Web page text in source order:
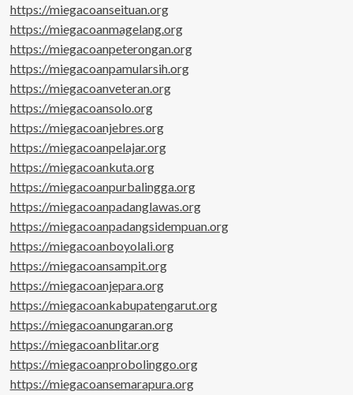
https://miegacoanseituan.org
https://miegacoanmagelang.org
https://miegacoanpeterongan.org
https://miegacoanpamularsih.org
https://miegacoanveteran.org
https://miegacoansolo.org
https://miegacoanjebres.org
https://miegacoanpelajar.org
https://miegacoankuta.org
https://miegacoanpurbalingga.org
https://miegacoanpadanglawas.org
https://miegacoanpadangsidempuan.org
https://miegacoanboyolali.org
https://miegacoansampit.org
https://miegacoanjepara.org
https://miegacoankabupatengarut.org
https://miegacoanungaran.org
https://miegacoanblitar.org
https://miegacoanprobolinggo.org
https://miegacoansemarapura.org